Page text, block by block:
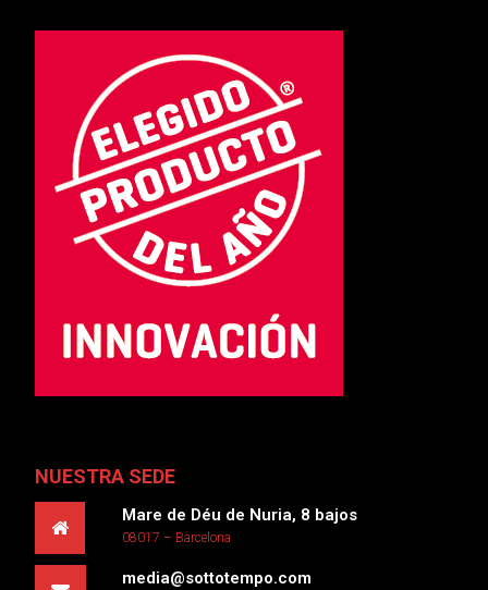
NUESTRA SEDE
Mare de Déu de Nuria, 8 bajos
08017 – Barcelona
media@sottotempo.com